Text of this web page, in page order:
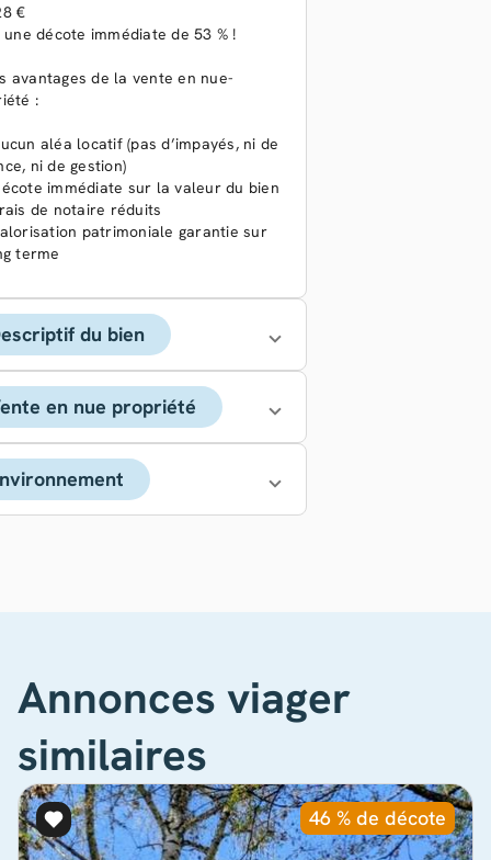
€
une décote immédiate de 53 % !
avantages de la vente en nue-
:
aléa locatif (pas d’impayés, ni de
ni de gestion)
immédiate sur la valeur du bien
de notaire réduits
patrimoniale garantie sur
terme
du bien
en nue propriété
Annonces viager
similaires
46 % de décote